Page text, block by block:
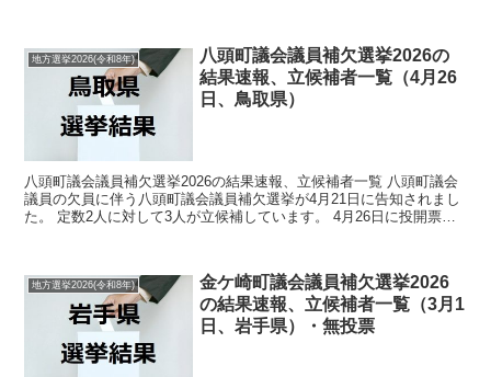
地方選挙2026(令和8年)
八頭町議会議員補欠選挙2026の
結果速報、立候補者一覧（4月26
日、鳥取県）
八頭町議会議員補欠選挙2026の結果速報、立候補者一覧 八頭町議会
議員の欠員に伴う八頭町議会議員補欠選挙が4月21日に告知されまし
た。 定数2人に対して3人が立候補しています。 4月26日に投開票の
地方選挙2026(令和8年)
金ケ崎町議会議員補欠選挙2026
の結果速報、立候補者一覧（3月1
日、岩手県）・無投票